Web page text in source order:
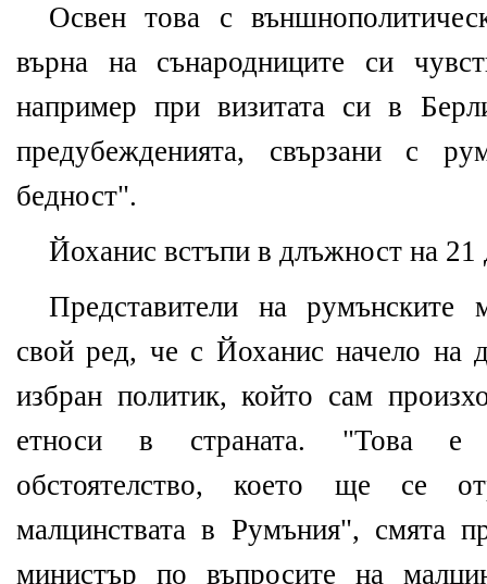
Освен това с
върна на сънародниците си
например при визитата си в
предубежденията, свързани с
бедност".
Йоханис встъпи в длъжност на 21
Представители на румънските
свой ред, че с Йоханис начело на
избран политик, който сам
етноси в страната. "Това е
обстоятелство, което ще се
малцинствата в Румъния", смята
министър по въпросите на